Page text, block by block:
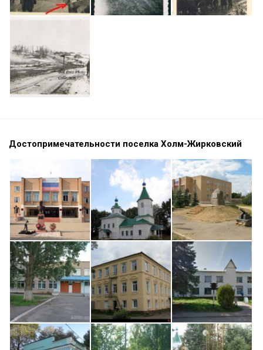
Достопримечательности поселка Холм-Жирковский